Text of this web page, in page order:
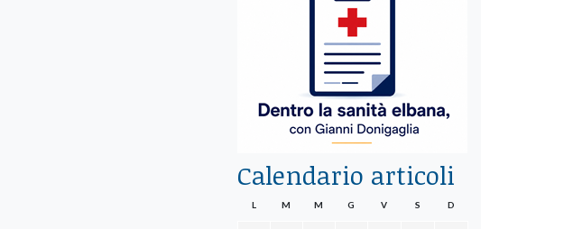
Calendario articoli
L M M G V S D